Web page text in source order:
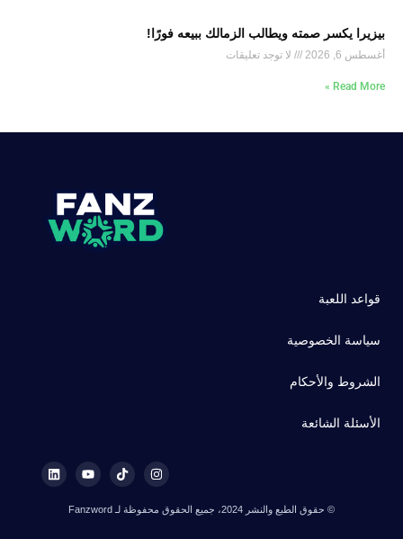
بيزيرا يكسر صمته ويطالب الزمالك ببيعه فورًا!
أغسطس 6, 2026 لا توجد تعليقات
Read More »
قواعد اللعبة
سياسة الخصوصية
الشروط والأحكام
الأسئلة الشائعة
© حقوق الطبع والنشر 2024، جميع الحقوق محفوظة لـ Fanzword